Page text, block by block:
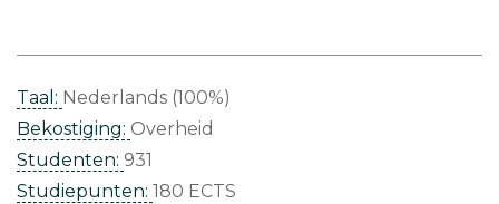
Taal: Nederlands (100%)
Bekostiging: Overheid
Studenten: 931
Studiepunten: 180 ECTS